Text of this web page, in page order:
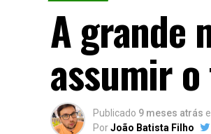
A grande
assumir
Publicado 9 meses atrás
PorJoão Batista Filho